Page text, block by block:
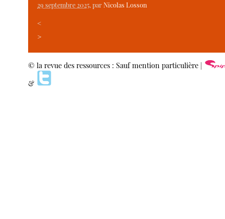
29 septembre 2025, parNicolas Losson
<
>
© la revue des ressources : Sauf mention particulière |
&